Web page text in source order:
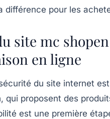
différence pour les
site mc
en ligne
du site internet
qui proposent des
est une première